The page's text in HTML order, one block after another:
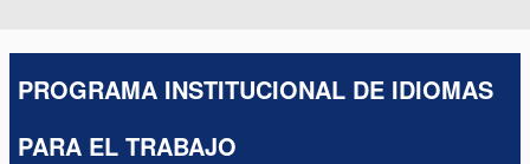
PROGRAMA INSTITUCIONAL DE IDIOMAS
PARA EL TRABAJO